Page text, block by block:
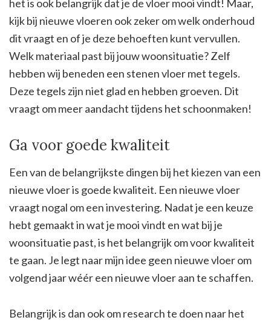
het is ook belangrijk dat je de vloer mooi vindt! Maar,
kijk bij nieuwe vloeren ook zeker om welk onderhoud
dit vraagt en of je deze behoeften kunt vervullen.
Welk materiaal past bij jouw woonsituatie? Zelf
hebben wij beneden een stenen vloer met tegels.
Deze tegels zijn niet glad en hebben groeven. Dit
vraagt om meer aandacht tijdens het schoonmaken!
Ga voor goede kwaliteit
Een van de belangrijkste dingen bij het kiezen van een
nieuwe vloer is goede kwaliteit. Een nieuwe vloer
vraagt nogal om een investering. Nadat je een keuze
hebt gemaakt in wat je mooi vindt en wat bij je
woonsituatie past, is het belangrijk om voor kwaliteit
te gaan. Je legt naar mijn idee geen nieuwe vloer om
volgend jaar wéér een nieuwe vloer aan te schaffen.
Belangrijk is dan ook om research te doen naar het